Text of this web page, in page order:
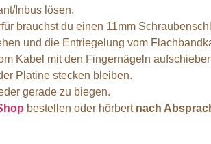
Inbus lösen.
brauchst du einen 11mm
und die Entriegelung vom
Kabel mit den Fingernägeln
Platine stecken bleiben.
gerade zu biegen.
bestellen oder hörbert nach